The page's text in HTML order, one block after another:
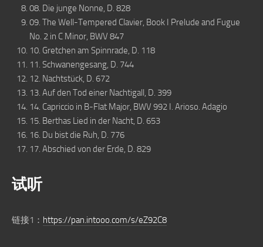
08. Die junge Nonne, D. 828
09. The Well-Tempered Clavier, Book I Prelude and Fugue
No. 2 in C Minor, BWV 847
10. Gretchen am Spinnrade, D. 118
11. Schwanengesang, D. 744
12. Nachtstück, D. 672
13. Auf den Tod einer Nachtigall, D. 399
14. Capriccio in B-Flat Major, BWV 992 I. Arioso. Adagio
15. Berthas Lied in der Nacht, D. 653
16. Du bist die Ruh, D. 776
17. Abschied von der Erde, D. 829
试听
链接1： https://pan.intooo.com/s/eZ92C8